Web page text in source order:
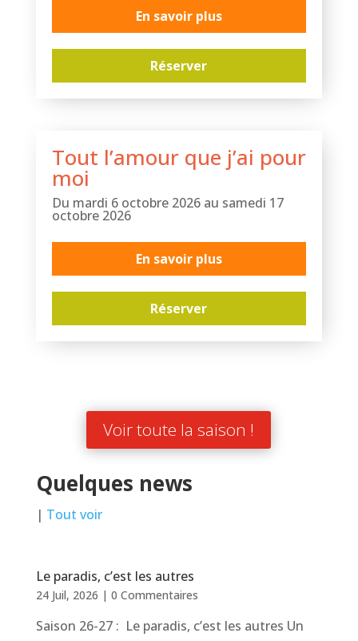
En savoir plus
Réserver
Tout l’amour que j’ai pour
moi
Du mardi 6 octobre 2026 au samedi 17
octobre 2026
En savoir plus
Réserver
Voir toute la saison !
Quelques news
| Tout voir
Le paradis, c’est les autres
24 Juil, 2026 | 0 Commentaires
Saison 26-27 : Le paradis, c’est les autres Un